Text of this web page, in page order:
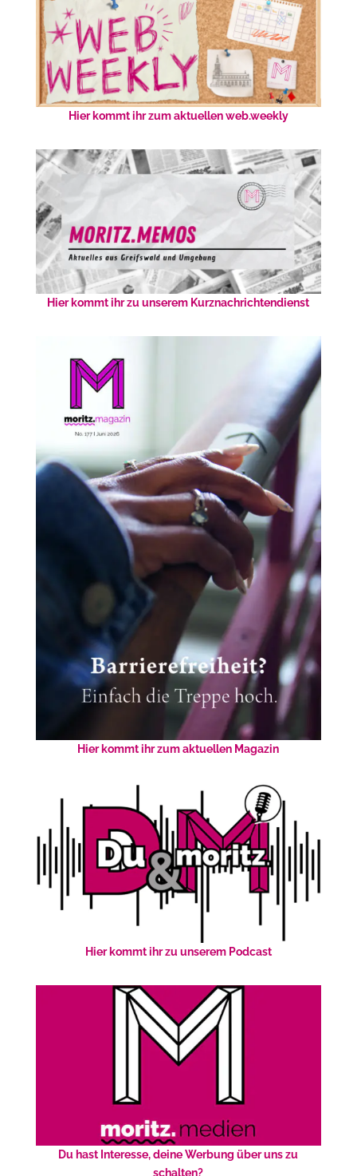
Hier kommt ihr zum aktuellen web.weekly
Hier kommt ihr zu unserem Kurznachrichtendienst
Hier kommt ihr zum aktuellen Magazin
Hier kommt ihr zu unserem Podcast
Du hast Interesse, deine Werbung über uns zu
schalten?